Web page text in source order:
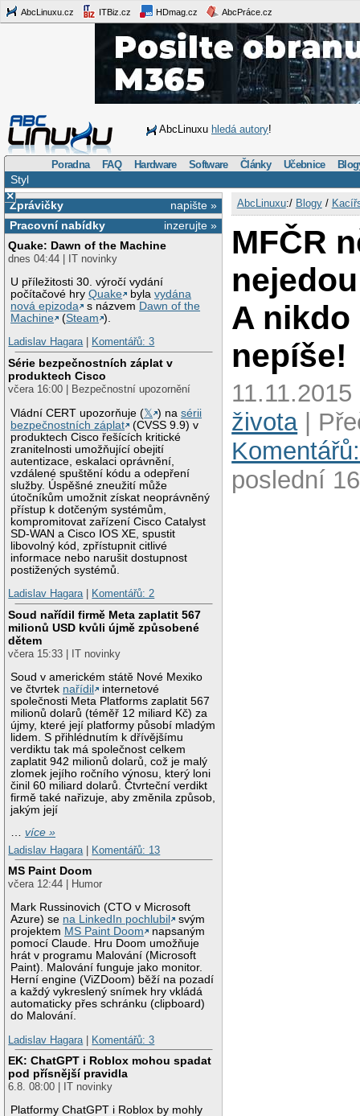
AbcLinuxu.cz ITBiz.cz HDmag.cz AbcPráce.cz
AbcLinuxu hledá autory!
Poradna FAQ Hardware Software Články Učebnice
Styl
×
napište »
Zprávičky
inzerujte »
Pracovní nabídky
Quake: Dawn of the Machine
dnes 04:44 | IT novinky
U příležitosti 30. výročí vydání
počítačové hryQuake bylavydána
nová epizoda
s názvem Dawn of the
Machine
(Steam ).
Ladislav Hagara| Komentářů: 3
Série bezpečnostních záplat v
produktech Cisco
včera 16:00 | Bezpečnostní upozornění
Vládní CERT upozorňuje (𝕏 ) nasérii
bezpečnostních záplat
(CVSS 9.9) v
produktech Cisco řešících kritické
zranitelnosti umožňující obejití
autentizace, eskalaci oprávnění,
vzdálené spuštění kódu a odepření
služby. Úspěšné zneužití může
útočníkům umožnit získat neoprávněný
přístup k dotčeným systémům,
kompromitovat zařízení Cisco Catalyst
SD-WAN a Cisco IOS XE, spustit
libovolný kód, zpřístupnit citlivé
informace nebo narušit dostupnost
postižených systémů.
Ladislav Hagara| Komentářů: 2
Soud nařídil firmě Meta zaplatit 567
milionů USD kvůli újmě způsobené
dětem
včera 15:33 | IT novinky
Soud v americkém státě Nové Mexiko
ve čtvrtek nařídil
internetové
společnosti Meta Platforms zaplatit 567
milionů dolarů (téměř 12 miliard Kč) za
újmy, které její platformy působí mladým
lidem. S přihlédnutím k dřívějšímu
verdiktu tak má společnost celkem
zaplatit 942 milionů dolarů, což je malý
zlomek jejího ročního výnosu, který loni
činil 60 miliard dolarů. Čtvrteční verdikt
firmě také nařizuje, aby změnila způsob,
jakým její
…více »
Ladislav Hagara
Komentářů: 13
MS Paint Doom
včera 12:44 | Humor
Mark Russinovich (CTO v Microsoft
Azure) se na LinkedIn pochlubil
svým
projektem MS Paint Doom
napsaným
pomocí Claude. Hru Doom umožňuje
hrát v programu Malování (Microsoft
Paint). Malování funguje jako monitor.
Herní engine (ViZDoom) běží na pozadí
a každý vykreslený snímek hry vkládá
automaticky přes schránku (clipboard)
do Malování.
Ladislav Hagara
Komentářů: 3
EK: ChatGPT i Roblox mohou spadat
pod přísnější pravidla
6.8. 08:00 | IT novinky
Platformy ChatGPT i Roblox by mohly
AbcLinuxu:/ Blogy/
MFČR
A nikdo
nepíše!
života|
poslední